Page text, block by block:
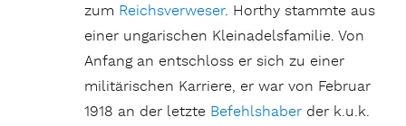
zum Reichsverweser. Horthy stammte aus
einer ungarischen Kleinadelsfamilie. Von
Anfang an entschloss er sich zu einer
militärischen Karriere, er war von Februar
1918 an der letzte Befehlshaber der k.u.k.